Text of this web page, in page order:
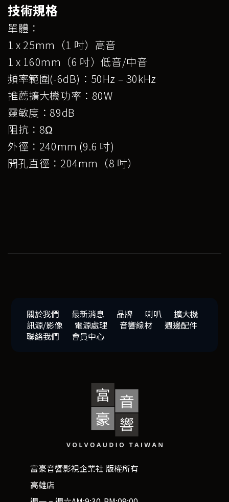
技術規格
單體：
1 x 25mm（1 吋）高音
1 x 160mm（6 吋）低音/中音
頻率範圍(-6dB)：50Hz – 30kHz
推薦擴大機功率：80W
靈敏度：89dB
阻抗：8Ω
外徑：240mm (9.6 吋)
開孔直徑：204mm（8 吋）
關於我們 最新消息 品牌 喇叭
擴大機
訊源/影像
電源處理 音響線材
週邊配件
聯絡我們
會員中心
富豪音響影視企業社 版權所有
高雄店